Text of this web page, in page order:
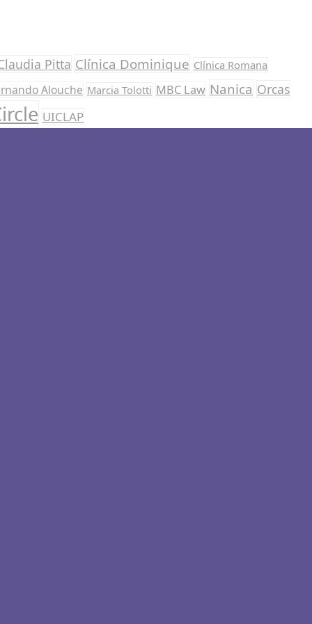
Pitta Clínica Dominique Clínica Romana
Alouche Marcia Tolotti MBC Law Nanica Orcas
UICLAP